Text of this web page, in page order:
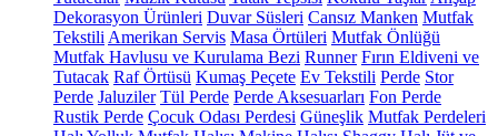
Dekorasyon Ürünleri Duvar Süsleri Cansız Manken Mutfak
Tekstili Amerikan Servis Masa Örtüleri Mutfak Önlüğü
Mutfak Havlusu ve Kurulama Bezi Runner Fırın Eldiveni ve
Tutacak Raf Örtüsü Kumaş Peçete Ev Tekstili Perde Stor
Perde Jaluziler Tül Perde Perde Aksesuarları Fon Perde
Rustik Perde Çocuk Odası Perdesi Güneşlik Mutfak Perdeleri